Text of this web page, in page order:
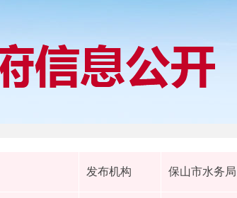
发布机构 保山市水务局